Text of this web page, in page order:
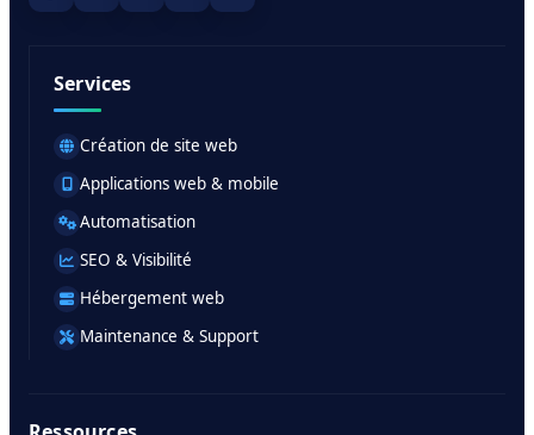
Services
Création de site web
Applications web & mobile
Automatisation
SEO & Visibilité
Hébergement web
Maintenance & Support